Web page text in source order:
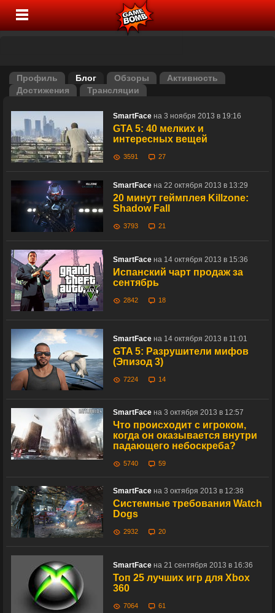
Профиль Блог Обзоры
Активность
Достижения
Трансляции
SmartFace на 3 ноября 2013 в 19:16
GTA 5: 40 мелких и
интересных вещей
3591 27
SmartFace на 22 октября 2013 в 13:29
20 минут геймплея Killzone:
Shadow Fall
3793 21
SmartFace на 14 октября 2013 в 15:36
Испанский чарт продаж за
сентябрь
2842 18
SmartFace на 14 октября 2013 в 11:01
GTA 5: Разрушители мифов
(Эпизод 3)
7224 14
SmartFace на 3 октября 2013 в 12:57
Что происходит с игроком,
когда он оказывается внутри
падающего небоскреба?
5740 59
SmartFace на 3 октября 2013 в 12:38
Системные требования Watch
Dogs
2932 20
SmartFace на 21 сентября 2013 в 16:36
Топ 25 лучших игр для Xbox
360
7064 61